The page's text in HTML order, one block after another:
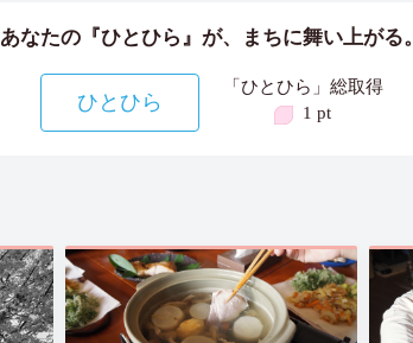
あなたの『ひとひら』が、まちに舞い上がる。
ひとひら
「ひとひら」総取得
1 pt